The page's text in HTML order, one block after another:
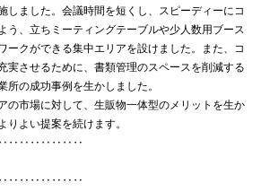
しました。会議時間を短くし、スピーディーにコ
う、立ちミーティングテーブルや少人数用ブース
ークができる集中エリアを設けました。また、コ
実させるために、書類管理のスペースを削減する
所の成功事例を生かしました。
の市場に対して、生販物一体型のメリットを生か
りよい提案を続けます。